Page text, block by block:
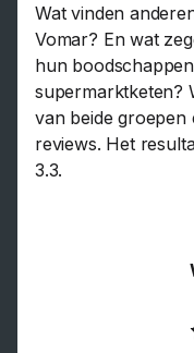
Wat vinden
Vomar? En wat
hun
supermarktketen?
van beide groepen
reviews. Het
3.3.